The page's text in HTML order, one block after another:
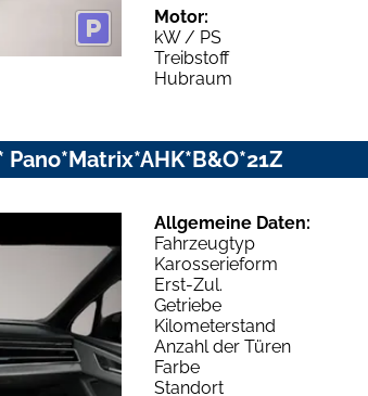
Motor:
kW / PS
Treibstoff
Hubraum
Allgemeine Daten:
Fahrzeugtyp
Karosserieform
Erst-Zul.
Getriebe
Kilometerstand
Anzahl der Türen
Farbe
Standort